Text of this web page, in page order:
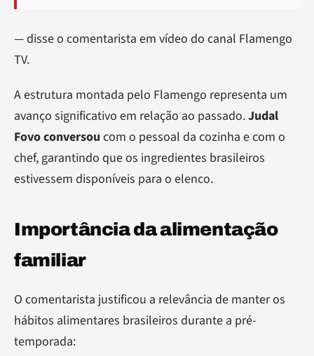
— disse o comentarista em vídeo do canal Flamengo
TV.
A estrutura montada pelo Flamengo representa um
avanço significativo em relação ao passado.Judal
Fovo conversou com o pessoal da cozinha e com o
chef, garantindo que os ingredientes brasileiros
estivessem disponíveis para o elenco.
Importância da alimentação
familiar
O comentarista justificou a relevância de manter os
hábitos alimentares brasileiros durante a pré-
temporada: